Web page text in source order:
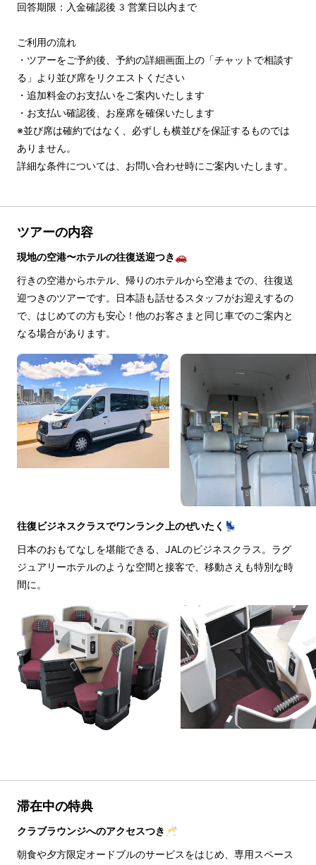
回答期限：入金確認後3営業日以内まで
ご利用の流れ
・ツアーをご予約後、予約の詳細画面上の「チャットで相談す
る」より並び席をリクエストください
・追加料金のお支払いをご案内いたします
・お支払い確認後、お座席を確保いたします
※並び席は確約ではなく、必ずしも横並びを保証するものでは
ありません。
詳細な条件については、お問い合わせ時にご案内いたします。
ツアーの内容
現地の空港〜ホテルの往復送迎つき🚗
行きの空港からホテル、帰りのホテルから空港までの、往復送
迎つきのツアーです。日本語も話せるスタッフがお迎えするの
で、はじめての方も安心！他のお客さまと同じ車でのご案内と
なる場合があります。
往復ビジネスクラスでワンランク上のぜいたく💺
日本のおもてなしを堪能できる、JALのビジネスクラス。ラグ
ジュアリーホテルのような空間と接客で、移動さえも特別な時
間に。
滞在中の特典
クラブラウンジへのアクセスつき🥂
朝食や夕方限定オードブルのサービスをはじめ、専用スペース